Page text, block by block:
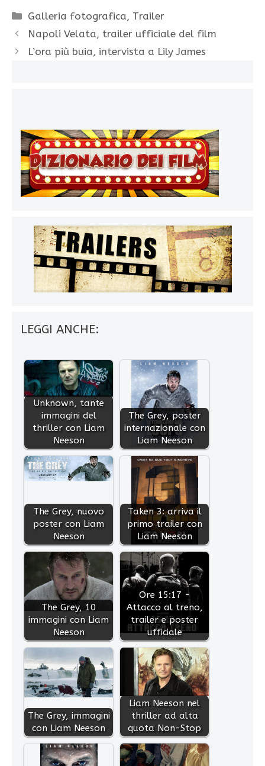
Categorie
Galleria fotografica, Trailer
Napoli Velata, trailer ufficiale del film
L’ora più buia, intervista a Lily James
LEGGI ANCHE:
Unknown, tante
immagini del
thriller con Liam
Neeson
The Grey, poster
internazionale con
Liam Neeson
The Grey, nuovo
poster con Liam
Neeson
Taken 3: arriva il
primo trailer con
Liam Neeson
The Grey, 10
immagini con Liam
Neeson
Ore 15:17 -
Attacco al treno,
trailer e poster
ufficiale
The Grey, immagini
con Liam Neeson
Liam Neeson nel
thriller ad alta
quota Non-Stop